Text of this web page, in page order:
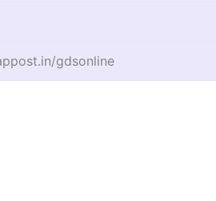
gdsonline